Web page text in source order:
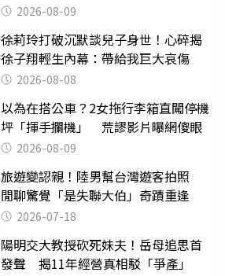
2026-08-09
徐莉玲打破沉默談兒子身世！心碎揭
徐子翔輕生內幕：帶給我巨大哀傷
2026-08-08
以為在搭公車？2女拖行李箱直闖停機
坪「揮手攔機」 荒謬影片曝網傻眼
2026-08-09
旅遊變認親！陸男幫台灣遊客拍照
閒聊驚覺「是失聯大伯」奇蹟重逢
2026-07-18
陽明交大教授砍死妹夫！岳母追思首
發聲 揭11年經營真相駁「爭產」